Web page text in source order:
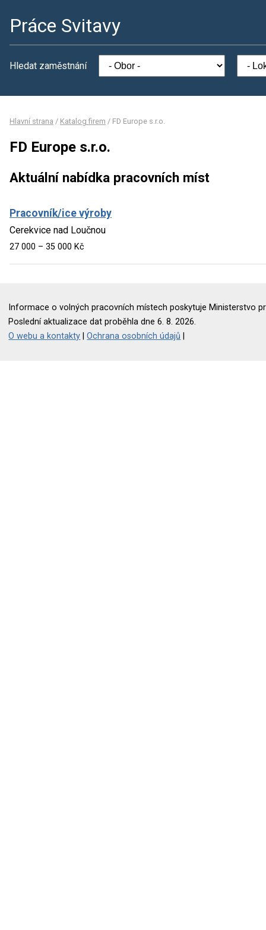
Práce Svitavy
Hledat zaměstnání
Hlavní strana / Katalog firem / FD Europe s.r.o.
FD Europe s.r.o.
Aktuální nabídka pracovních míst
Pracovník/ice výroby
Cerekvice nad Loučnou
27 000 – 35 000 Kč
Informace o volných pracovních místech poskytuje Ministerstvo
Poslední aktualizace dat proběhla dne 6. 8. 2026.
O webu a kontakty |Ochrana osobních údajů